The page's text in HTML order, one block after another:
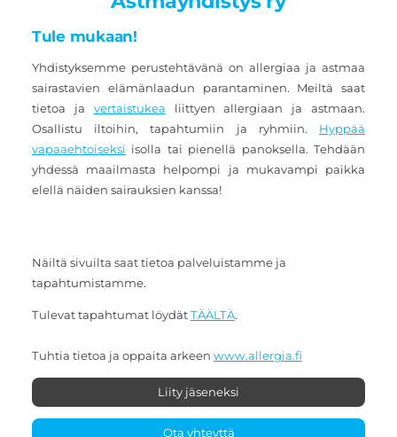
Tule mukaan!
Yhdistyksemme perustehtävänä on allergiaa ja astmaa
sairastavien elämänlaadun parantaminen. Meiltä saat
tietoa ja vertaistukea liittyen allergiaan ja astmaan.
Osallistu iltoihin, tapahtumiin ja ryhmiin. Hyppää
vapaaehtoiseksi isolla tai pienellä panoksella. Tehdään
yhdessä maailmasta helpompi ja mukavampi paikka
elellä näiden sairauksien kanssa!
Näiltä sivuilta saat tietoa palveluistamme ja
tapahtumistamme.
Tulevat tapahtumat löydätTÄÄLTÄ.
Tuhtia tietoa ja oppaita arkeen www.allergia.fi
Liity jäseneksi
Ota yhteyttä